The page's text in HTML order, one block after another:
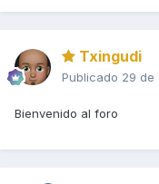
Txingudi
Publicado 29 de
Bienvenido al foro